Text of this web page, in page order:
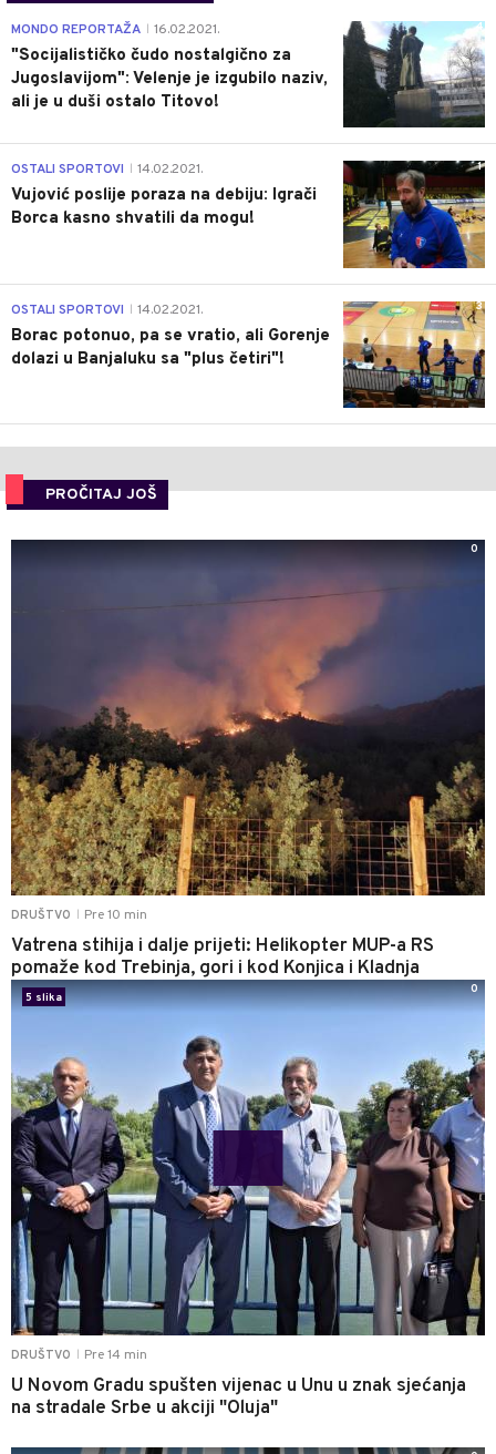
4
MONDO REPORTAŽA 16.02.2021.
"Socijalističko čudo nostalgično za
Jugoslavijom": Velenje je izgubilo naziv,
ali je u duši ostalo Titovo!
1
OSTALI SPORTOVI 14.02.2021.
Vujović poslije poraza na debiju: Igrači
Borca kasno shvatili da mogu!
3
OSTALI SPORTOVI 14.02.2021.
Borac potonuo, pa se vratio, ali Gorenje
dolazi u Banjaluku sa "plus četiri"!
PROČITAJ JOŠ
DRUŠTVO Pre 10 min
Vatrena stihija i dalje prijeti: Helikopter MUP-a RS
pomaže kod Trebinja, gori i kod Konjica i Kladnja
0
DRUŠTVO Pre 14 min
U Novom Gradu spušten vijenac u Unu u znak sjećanja
na stradale Srbe u akciji "Oluja"
5 slika
0